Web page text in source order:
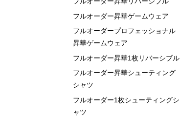
フルオーダー昇華ゲームウェア
フルオーダープロフェッショナル
昇華ゲームウェア
フルオーダー昇華1枚リバーシブル
フルオーダー昇華シューティング
シャツ
フルオーダー1枚シューティングシ
ャツ